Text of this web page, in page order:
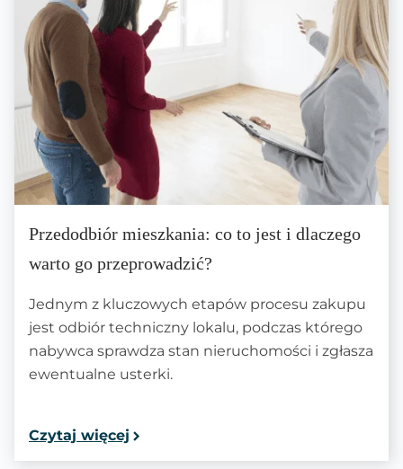
Przedodbiór mieszkania: co to jest i dlaczego
warto go przeprowadzić?
Jednym z kluczowych etapów procesu zakupu
jest odbiór techniczny lokalu, podczas którego
nabywca sprawdza stan nieruchomości i zgłasza
ewentualne usterki.
Czytaj więcej